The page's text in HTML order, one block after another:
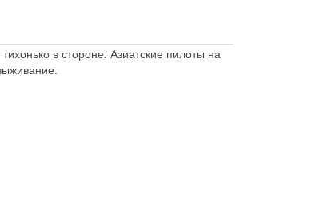
в стороне. Азиатские пилоты на